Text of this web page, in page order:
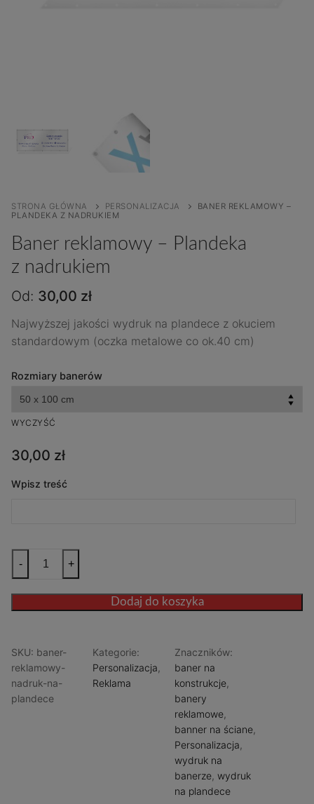
STRONA GŁÓWNA PERSONALIZACJA
BANER REKLAMOWY –
PLANDEKA Z NADRUKIEM
Baner reklamowy – Plandeka
z nadrukiem
Od: 30,00 zł
Najwyższej jakości wydruk na plandece z okuciem
standardowym (oczka metalowe co ok.40 cm)
Rozmiary banerów
WYCZYŚĆ
30,00 zł
Wpisz treść
Baner
reklamowy
-
nadrukiem
- +
Dodaj do koszyka
SKU: baner-
reklamowy-
nadruk-na-
plandece
Kategorie:
Personalizacja
Reklama
Znaczników:
baner na
konstrukcje,
banery
reklamowe,
banner na ściane,
Personalizacja
wydruk na
banerze, wydruk
na plandece